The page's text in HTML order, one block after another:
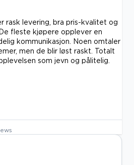
rask levering, bra pris-kvalitet og
fleste kjøpere opplever en
kommunikasjon. Noen omtaler
men de blir løst raskt. Totalt
som jevn og pålitelig.